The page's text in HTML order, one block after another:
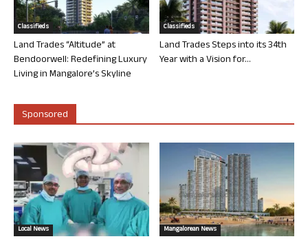
Classifieds
Land Trades “Altitude” at
Bendoorwell: Redefining Luxury
Living in Mangalore’s Skyline
Classifieds
Land Trades Steps into its 34th
Year with a Vision for...
Sponsored
Local News Mangalorean News